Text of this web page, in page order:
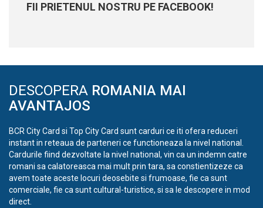
FII PRIETENUL NOSTRU PE FACEBOOK!
DESCOPERA ROMANIA MAI
AVANTAJOS
BCR City Card si Top City Card sunt carduri ce iti ofera reduceri
instant in reteaua de parteneri ce functioneaza la nivel national.
Cardurile fiind dezvoltate la nivel national, vin ca un indemn catre
romani sa calatoreasca mai mult prin tara, sa constientizeze ca
avem toate aceste locuri deosebite si frumoase, fie ca sunt
comerciale, fie ca sunt cultural-turistice, si sa le descopere in mod
direct.